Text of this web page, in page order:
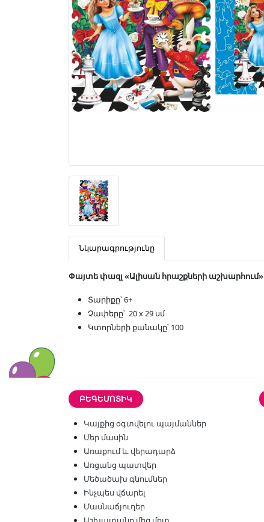
Նկարագրությունը
Փայտե փազլ «Ալիսան հրաշքների աշխարհում»
Տարիքը՝ 6+
Չափերը՝ 20 х 29 սմ
Կտորների քանակը՝ 100
ԲԵԳԵՄՈՏԻԿ
Կայքից օգտվելու պայմաններ
Մեր մասին
Առաքում և վերադարձ
Առցանց պատվեր
Մեծածախ գնումներ
Ինչպես վճարել
Մասնաճյուղեր